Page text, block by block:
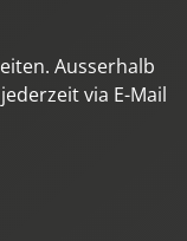
Ausserhalb
via E-Mail